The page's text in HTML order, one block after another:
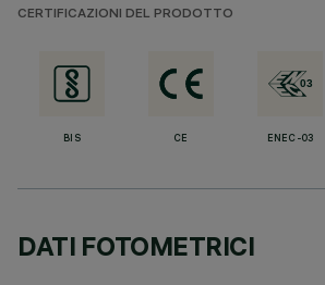
CERTIFICAZIONI DEL PRODOTTO
BIS CE ENEC-03
DATI FOTOMETRICI